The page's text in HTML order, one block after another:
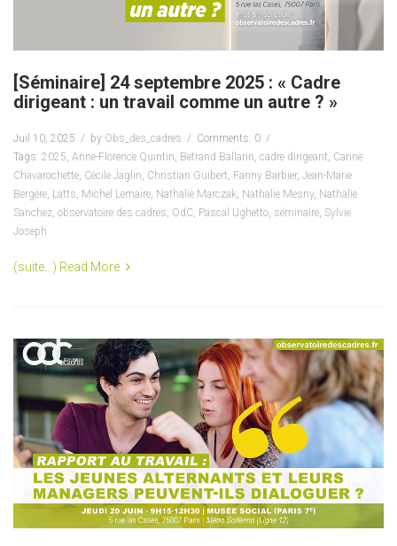
[Séminaire] 24 septembre 2025 : « Cadre
dirigeant : un travail comme un autre ? »
Juil 10, 2025 by Obs_des_cadres
Comments: 0
Tags: 2025 Anne-Florence Quintin Betrand Ballarin cadre dirigeant Carine
Chavarochette Cécile Jaglin Christian Guibert Fanny Barbier, Jean-Marie
Bergère Latts Michel Lemaire Nathalie Marczak Nathalie Mesny, Nathalie
Sanchez observatoire des cadres OdC Pascal Ughetto séminaire Sylvie
Joseph
(suite…) Read More